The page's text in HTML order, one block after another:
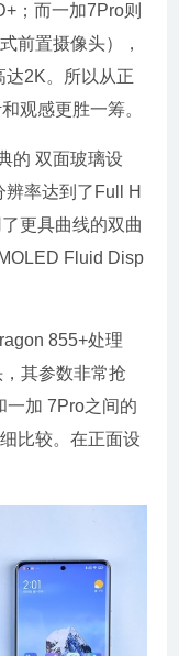
；而一加7Pro则
前置摄像头），
达2K。所以从正
观感更胜一筹。
的 双面玻璃设
率达到了Full H
更具曲线的双曲
Fluid Disp
855+处理
其参数非常抢
一加 7Pro之间的
比较。在正面设